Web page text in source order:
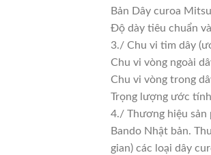
Bản Dây curoa
Độ dày tiêu chuẩn
3./ Chu vi tim dây
Chu vi vòng ngoài
Chu vi vòng trong
Trọng lượng ước
4./ Thương hiệu sản
Bando Nhật bản.
gian) các loại dây